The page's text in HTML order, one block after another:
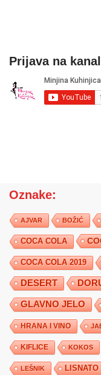
Prijava na kanal
Oznake:
AJVAR BOŽIĆ
COCA COLA
COCA COLA 2019
DESERT
GLAVNO JELO
HRANA I VINO
KIFLICE KOKOS
LEŠNIK